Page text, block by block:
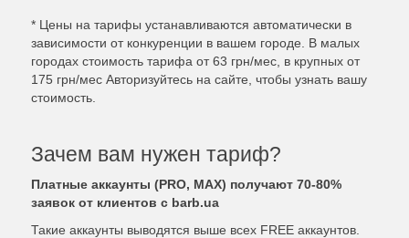
* Цены на тарифы устанавливаются автоматически в
зависимости от конкуренции в вашем городе. В малых
городах стоимость тарифа от 63 грн/мес, в крупных от
175 грн/мес Авторизуйтесь на сайте, чтобы узнать вашу
стоимость.
Зачем вам нужен тариф?
Платные аккаунты (PRO, MAX) получают 70-80%
заявок от клиентов с barb.ua
Такие аккаунты выводятся выше всех FREE аккаунтов.